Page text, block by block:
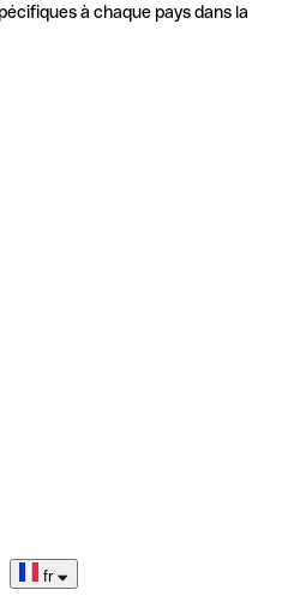
à chaque pays dans la
fr